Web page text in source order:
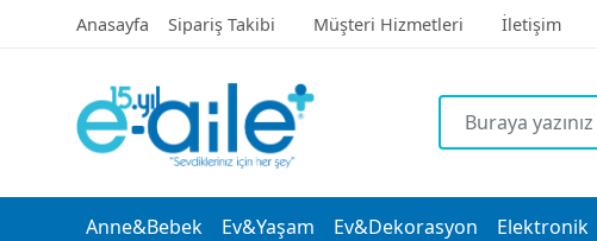
Anasayfa Sipariş Takibi Müşteri Hizmetleri İletişim
Anne&Bebek Ev&Yaşam Ev&Dekorasyon Elektronik